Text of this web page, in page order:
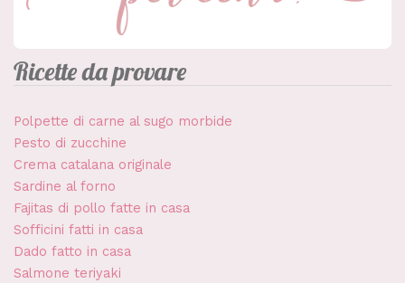
Ricette da provare
Polpette di carne al sugo morbide
Pesto di zucchine
Crema catalana originale
Sardine al forno
Fajitas di pollo fatte in casa
Sofficini fatti in casa
Dado fatto in casa
Salmone teriyaki